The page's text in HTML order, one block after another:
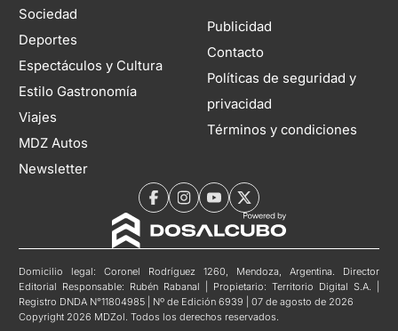
Sociedad
Deportes
Espectáculos y Cultura
Estilo Gastronomía
Viajes
MDZ Autos
Newsletter
Publicidad
Contacto
Políticas de seguridad y
privacidad
Términos y condiciones
Domicilio legal: Coronel Rodríguez 1260, Mendoza, Argentina. Director
Editorial Responsable: Rubén Rabanal | Propietario: Territorio Digital S.A. |
Registro DNDA N°11804985 | Nº de Edición 6939 | 07 de agosto de 2026
Copyright 2026 MDZol. Todos los derechos reservados.